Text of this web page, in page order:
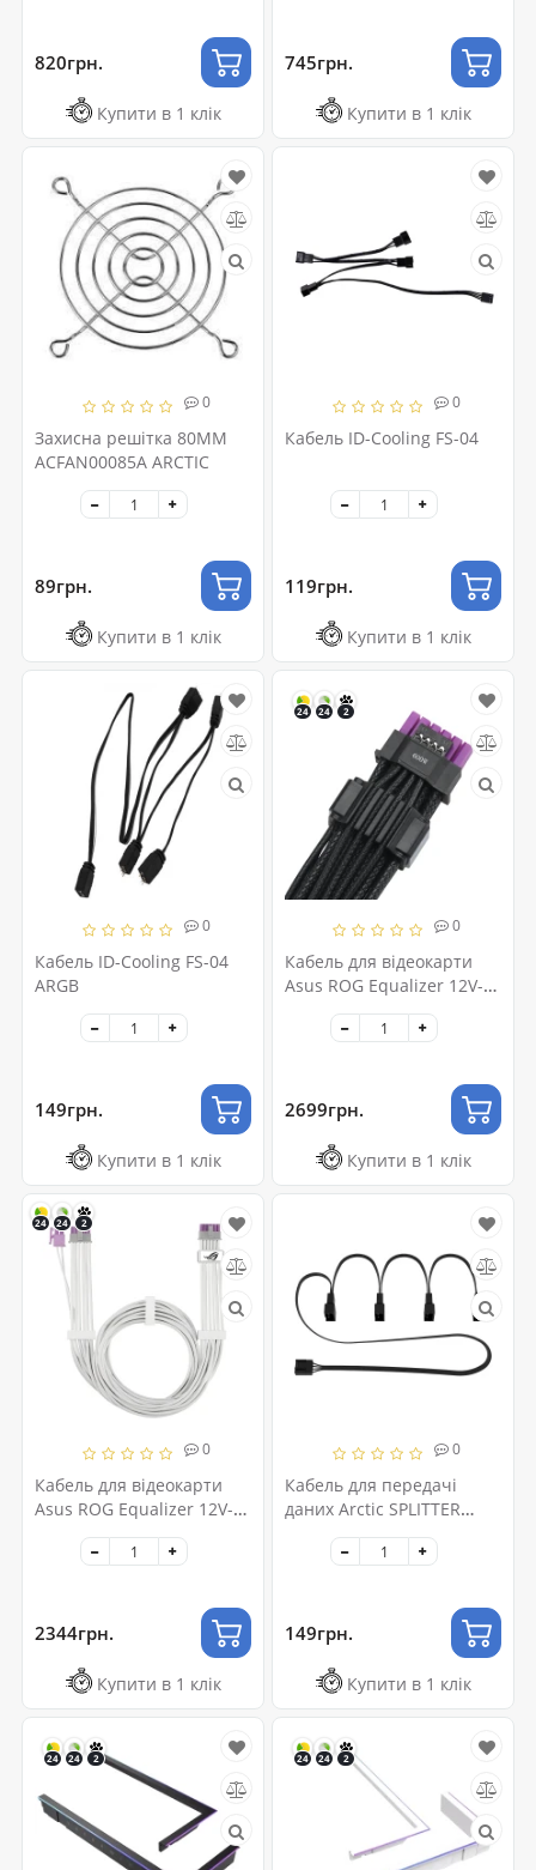
820грн.
Купити в 1 клік
745грн.
Купити в 1 клік
0
Захисна решітка 80MM
ACFAN00085A ARCTIC
89грн.
Купити в 1 клік
0
Кабель ID-Cooling FS-04
119грн.
Купити в 1 клік
0
Кабель ID-Cooling FS-04
ARGB
149грн.
Купити в 1 клік
24 24 2
0
Кабель для відеокарти
Asus ROG Equalizer 12V-
2x6 ATX 3.1 & PCIe 5.1
Black (90YE00BN-B0QA00)
2699грн.
Купити в 1 клік
24 24 2
0
Кабель для відеокарти
Asus ROG Equalizer 12V-
2x6 ATX 3.1 & PCIe 5.1
White (90YE00BP-B0QA00)
2344грн.
Купити в 1 клік
0
Кабель для передачі
даних Arctic SPLITTER
4PIN (ACCBL00007A)
149грн.
Купити в 1 клік
24 24 2 24 24 2